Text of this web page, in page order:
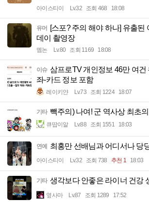
아이스티이 Lv.32 조회 468 18:08
유머
[스포? 주의 해야 하나] 유출된
데이 촬영장
멤논 Lv.80 조회 1169 18:08
이슈 삼프로TV 개인정보 46만 여건
좌-카드 정보 포함
레이키얀 Lv.73 조회 1224 18:07
기타 빽주의) 나여! 군 역사상 최초
큐땁이알 Lv.88 조회 1551 18:03
연예 최홍만 선배님과 어디서나 당
아이스티이 Lv.32 조회 738 추천 1 18:03
기타 생각보다 안좋은 라이너 건강
옆사마 Lv.87 조회 1289 17:52